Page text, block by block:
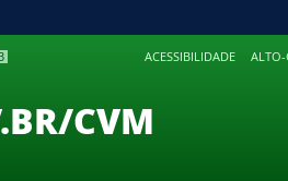
PARA
ACESSIBILIDADE ALTO-
CVM